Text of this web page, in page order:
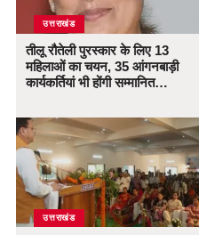
उत्तराखंड
तीलू रौतेली पुरस्कार के लिए 13
महिलाओं का चयन, 35 आंगनबाड़ी
कार्यकर्तियां भी होंगी सम्मानित…
उत्तराखंड